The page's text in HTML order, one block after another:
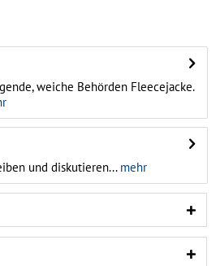
weiche Behörden Fleecejacke.
und diskutieren...mehr